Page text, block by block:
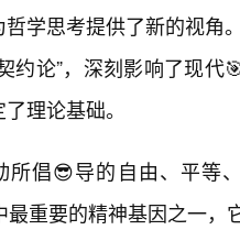
学思考提供了新的视角
约论”，深刻影响了现
理论基础。
所倡😎导的自由、平等
最重要的精神基因之一